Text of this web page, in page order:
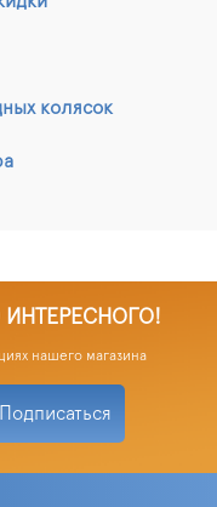
колясок
ИНТЕРЕСНОГО!
нашего магазина
Подписаться